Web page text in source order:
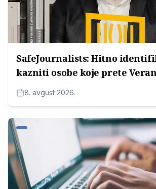
SafeJournalists: Hitno
kazniti osobe koje prete
Srbiji
8. avgust 2026.